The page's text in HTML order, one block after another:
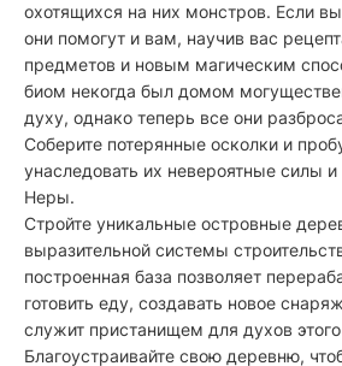
охотящихся на них монстров. Если
они помогут и вам, научив вас
предметов и новым магическим
биом некогда был домом
духу, однако теперь все они
Соберите потерянные осколки и
унаследовать их невероятные силы
Неры.
Стройте уникальные островные
выразительной системы
построенная база позволяет
готовить еду, создавать новое
служит пристанищем для духов
Благоустраивайте свою деревню,